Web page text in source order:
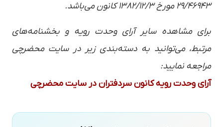
۲۹/۴۶۹۴۳ مورخ ۱۳۸۲/۱۲/۳ کانون می‌باشد.
برای مشاهده سایر آرای وحدت رویه و بخشنامه‌های
مرتبط، می‌توانید به دسته‌بندی زیر در سایت محضرچی
مراجعه نمایید:
آرای وحدت رویه کانون سردفتران در سایت محضرچی